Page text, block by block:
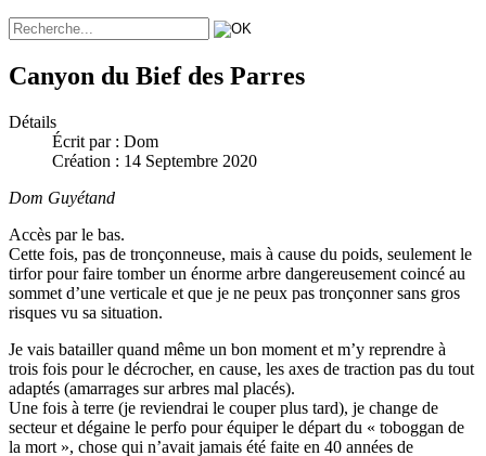
Canyon du Bief des Parres
Détails
Écrit par : Dom
Création : 14 Septembre 2020
Dom Guyétand
Accès par le bas.
Cette fois, pas de tronçonneuse, mais à cause du poids, seulement le
tirfor pour faire tomber un énorme arbre dangereusement coincé au
sommet d’une verticale et que je ne peux pas tronçonner sans gros
risques vu sa situation.
Je vais batailler quand même un bon moment et m’y reprendre à
trois fois pour le décrocher, en cause, les axes de traction pas du tout
adaptés (amarrages sur arbres mal placés).
Une fois à terre (je reviendrai le couper plus tard), je change de
secteur et dégaine le perfo pour équiper le départ du « toboggan de
la mort », chose qui n’avait jamais été faite en 40 années de